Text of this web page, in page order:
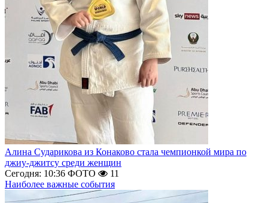
Алина Сударикова из Конаково стала чемпионкой мира по
джиу-джитсу среди женщин
Сегодня: 10:36 ФОТО
11
Наиболее важные события